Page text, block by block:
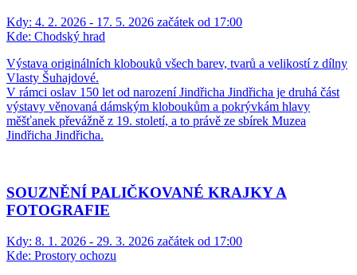
Kdy: 4. 2. 2026 - 17. 5. 2026 začátek od 17:00
Kde: Chodský hrad
Výstava originálních klobouků všech barev, tvarů a velikostí z dílny
Vlasty Šuhajdové.
V rámci oslav 150 let od narození Jindřicha Jindřicha je druhá část
výstavy věnovaná dámským kloboukům a pokrývkám hlavy
měšťanek převážně z 19. století, a to právě ze sbírek Muzea
Jindřicha Jindřicha.
SOUZNĚNÍ PALIČKOVANÉ KRAJKY A
FOTOGRAFIE
Kdy: 8. 1. 2026 - 29. 3. 2026 začátek od 17:00
Kde: Prostory ochozu